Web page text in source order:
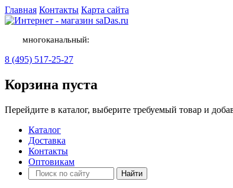
Главная Контакты Карта сайта
многоканальный:
8 (495) 517-25-27
Корзина пуста
Перейдите в каталог, выберите требуемый товар и
Каталог
Доставка
Контакты
Оптовикам